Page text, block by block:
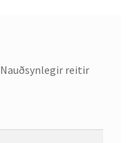
Nauðsynlegir reitir